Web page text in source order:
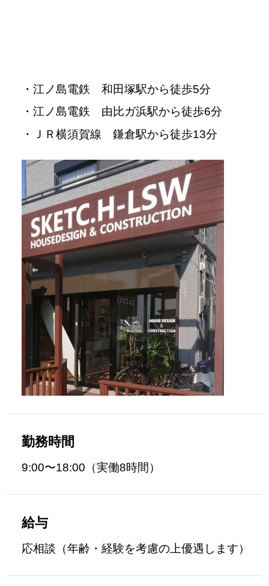
・江ノ島電鉄 和田塚駅から徒歩5分
・江ノ島電鉄 由比ガ浜駅から徒歩6分
・ＪＲ横須賀線 鎌倉駅から徒歩13分
勤務時間
9:00〜18:00（実働8時間）
給与
応相談（年齢・経験を考慮の上優遇します）